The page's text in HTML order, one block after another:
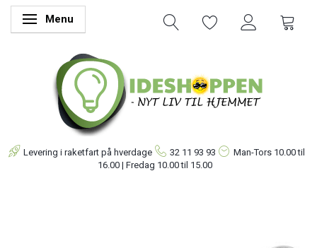
Skifte navigation
Menu
Levering i raketfart på hverdage 32 11 93 93 Man-Tors 10.00 til
16.00 | Fredag 10.00 til 15.00